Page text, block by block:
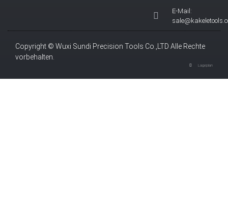
E-Mail:
Copyright © Wuxi Sundi Precision Tools Co.,LTD Alle Rechte
vorbehalten.
Lageplan